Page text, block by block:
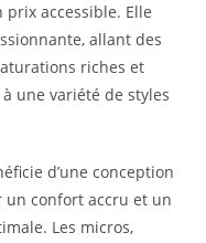
accessible. Elle
allant des
riches et
une variété de styles
d’une conception
un confort accru et un
Les micros,